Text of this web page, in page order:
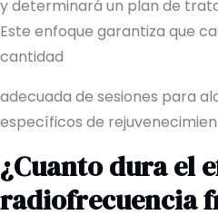
y determinará un plan de
Este enfoque garantiza que
cantidad
adecuada de sesiones para
específicos de
¿Cuanto dura el
radiofrecuencia